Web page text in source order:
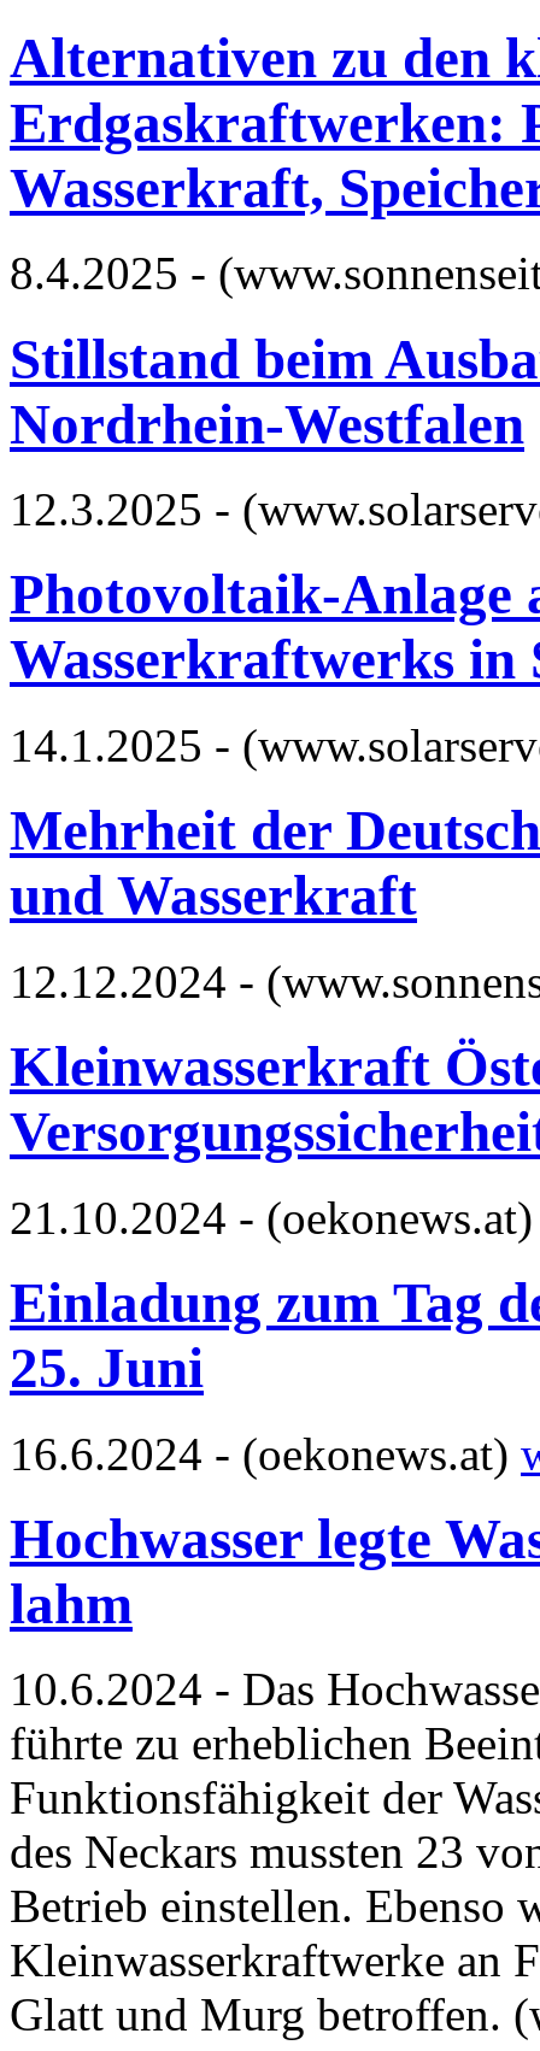
Alternativen zu den
Erdgaskraftwerken:
Wasserkraft,
8.4.2025 -
Stillstand beim
Nordrhein-Westfalen
12.3.2025 -
Photovoltaik-Anlage
Wasserkraftwerks in
14.1.2025 -
Mehrheit der
und Wasserkraft
12.12.2024 -
Kleinwasserkraft
21.10.2024 -
Einladung zum Tag
25. Juni
16.6.2024 - (oekonews.at)
Hochwasser legte
lahm
10.6.2024 - Das
führte zu erheblichen
Funktionsfähigkeit der
des Neckars mussten 23
Betrieb einstellen. Ebenso
Kleinwasserkraftwerke an
Glatt und Murg betroffen.